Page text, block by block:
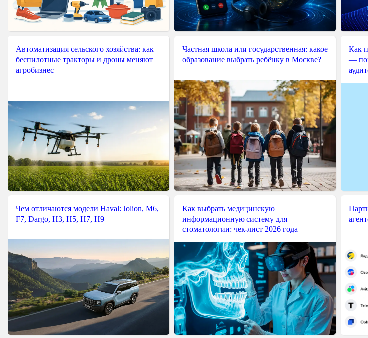
Автоматизация сельского хозяйства: как
беспилотные тракторы и дроны меняют
агробизнес
Частная школа или государственная: какое
образование выбрать ребёнку в Москве?
Как
—
Чем отличаются модели Haval: Jolion, M6,
F7, Dargo, H3, H5, H7, H9
Как выбрать медицинскую
информационную систему для
стоматологии: чек-лист 2026 года